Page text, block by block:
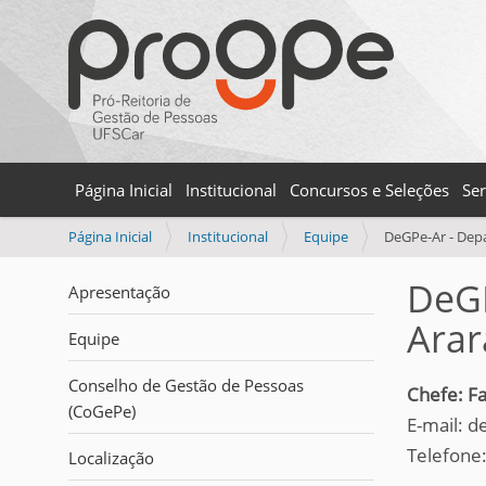
Página Inicial Institucional Concursos e Seleções
V
ê
s
á
a
q
u
Página Inicial Institucional Equipe DeGPe-Ar -
Apresentação
Equipe
Conselho de Gestão de Pessoas
(CoGePe)
Localização
Chefe:
E-mail: